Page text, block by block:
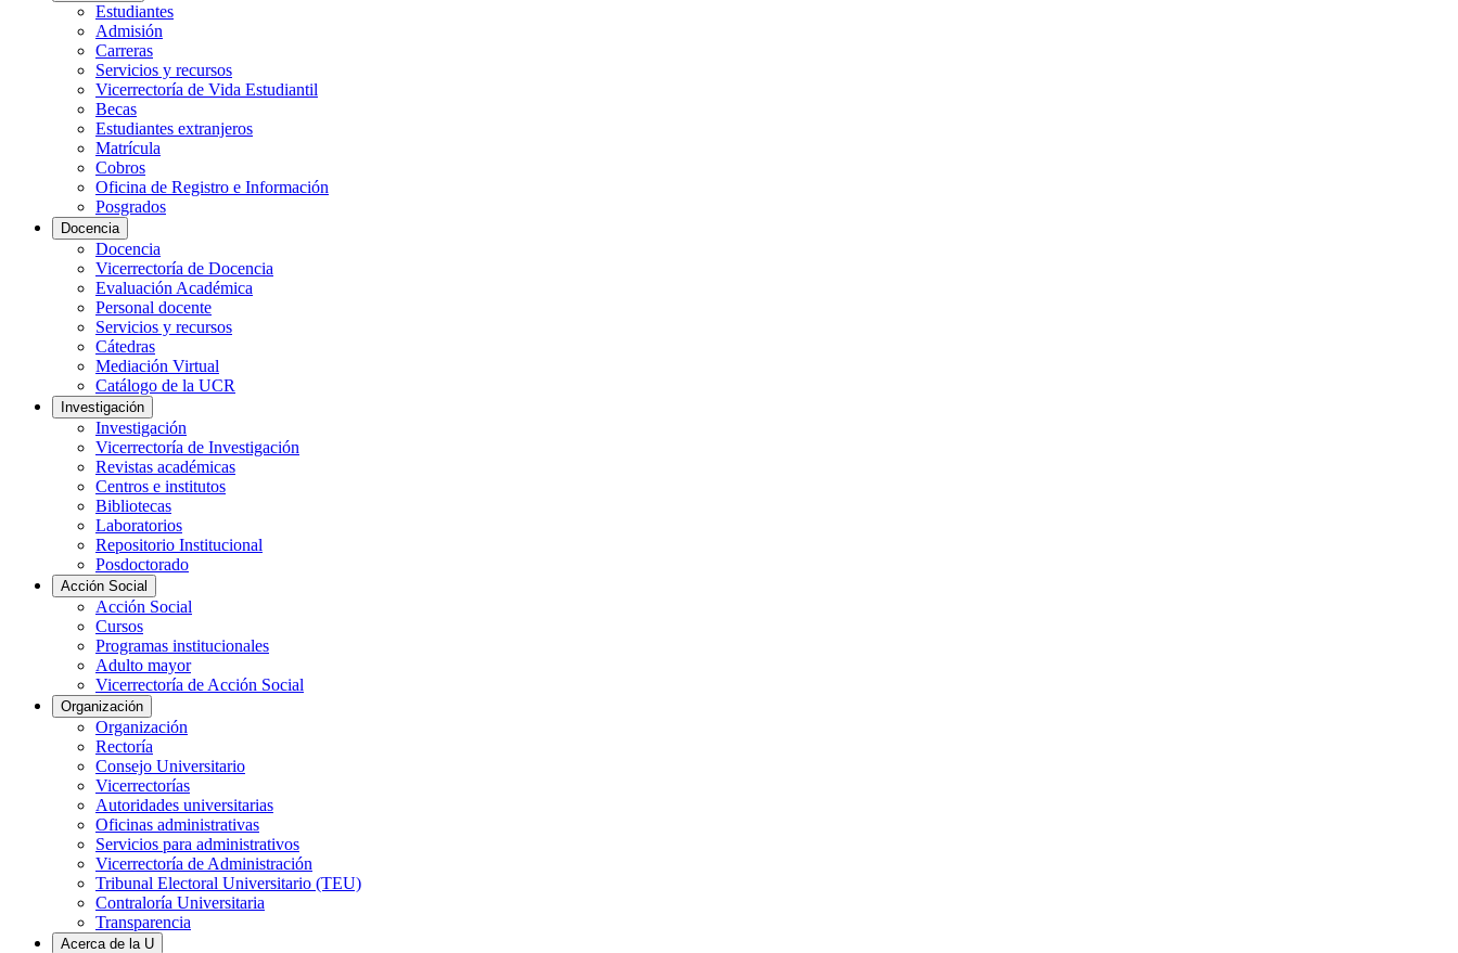
Estudiantes
Admisión
Carreras
Servicios y recursos
Vicerrectoría de Vida Estudiantil
Becas
Estudiantes extranjeros
Matrícula
Cobros
Oficina de Registro e Información
Posgrados
Docencia
Docencia
Vicerrectoría de Docencia
Evaluación Académica
Personal docente
Servicios y recursos
Cátedras
Mediación Virtual
Catálogo de la UCR
Investigación
Investigación
Vicerrectoría de Investigación
Revistas académicas
Centros e institutos
Bibliotecas
Laboratorios
Repositorio Institucional
Posdoctorado
Acción Social
Acción Social
Cursos
Programas institucionales
Adulto mayor
Vicerrectoría de Acción Social
Organización
Organización
Rectoría
Consejo Universitario
Vicerrectorías
Autoridades universitarias
Oficinas administrativas
Servicios para administrativos
Vicerrectoría de Administración
Tribunal Electoral Universitario (TEU)
Contraloría Universitaria
Transparencia
Acerca de la U